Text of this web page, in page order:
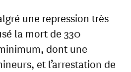
une repression très
la mort de 330
dont une
et l’arrestation de